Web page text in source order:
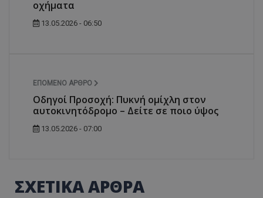
οχήματα
13.05.2026 - 06:50
ΕΠΌΜΕΝΟ ΆΡΘΡΟ
Οδηγοί Προσοχή: Πυκνή ομίχλη στον
αυτοκινητόδρομο – Δείτε σε ποιο ύψος
13.05.2026 - 07:00
ΣΧΕΤΙΚΑ ΑΡΘΡΑ